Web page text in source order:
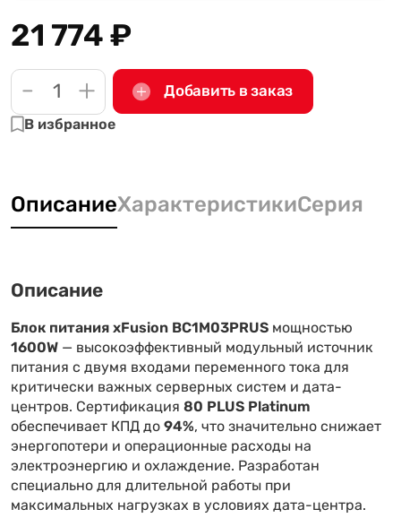
21 774₽
- + Добавить в заказ
В избранное
ОписаниеХарактеристикиСерия
Описание
Блок питания xFusion BC1M03PRUS мощностью
1600W — высокоэффективный модульный источник
питания с двумя входами переменного тока для
критически важных серверных систем и дата-
центров. Сертификация 80 PLUS Platinum
обеспечивает КПД до94%, что значительно снижает
энергопотери и операционные расходы на
электроэнергию и охлаждение. Разработан
специально для длительной работы при
максимальных нагрузках в условиях дата-центра.